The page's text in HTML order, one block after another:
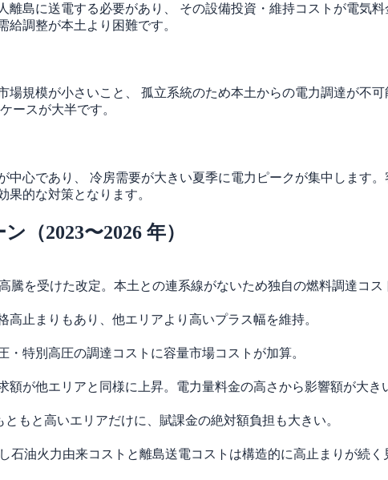
島に送電する必要があり、 その設備投資・維持コストが電気
調整が本土より困難です。
規模が小さいこと、 孤立系統のため本土からの電力調達が不
ースが大半です。
心であり、 冷房需要が大きい夏季に電力ピークが集中します
的な対策となります。
（2023〜2026 年）
を受けた改定。本土との連系線がないため独自の燃料調達コス
止まりもあり、他エリアより高いプラス幅を維持。
特別高圧の調達コストに容量市場コストが加算。
が他エリアと同様に上昇。電力量料金の高さから影響額が大き
もと高いエリアだけに、賦課金の絶対額負担も大きい。
油火力由来コストと離島送電コストは構造的に高止まりが続く